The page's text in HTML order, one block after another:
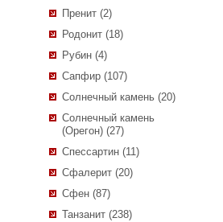
Пренит (2)
Родонит (18)
Рубин (4)
Сапфир (107)
Солнечный камень (20)
Солнечный камень
(Орегон) (27)
Спессартин (11)
Сфалерит (20)
Сфен (87)
Танзанит (238)